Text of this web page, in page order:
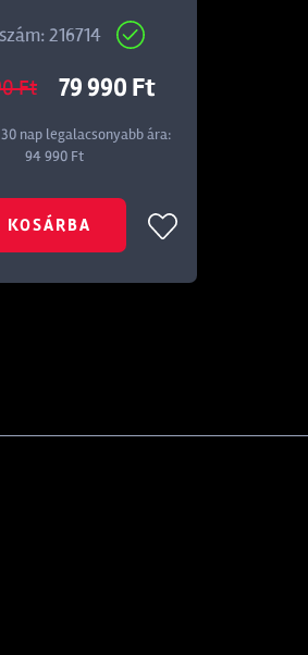
216714
Ft 79 990 Ft
nap legalacsonyabb ára:
94 990 Ft
KOSÁRBA